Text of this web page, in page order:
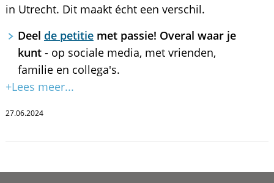
in Utrecht. Dit maakt écht een verschil.
Deel de petitiemet passie! Overal waar je
kunt- op sociale media, met vrienden,
familie en collega's.
+Lees meer...
27.06.2024